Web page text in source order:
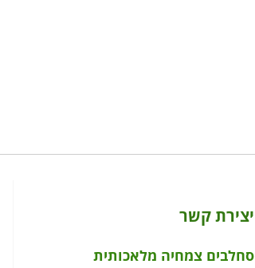
יצירת קשר
סחלבים צמחיה מלאכותית